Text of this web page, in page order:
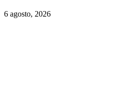
6 agosto, 2026